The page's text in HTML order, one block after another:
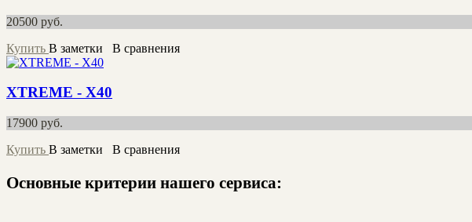
20500 руб.
Купить В заметки В сравнения
XTREME - X40
17900 руб.
Купить В заметки В сравнения
Основные критерии нашего сервиса: